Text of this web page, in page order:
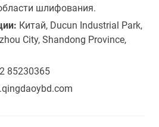
шлифования.
Китай, Ducun Industrial Park,
City, Shandong Province,
85230365